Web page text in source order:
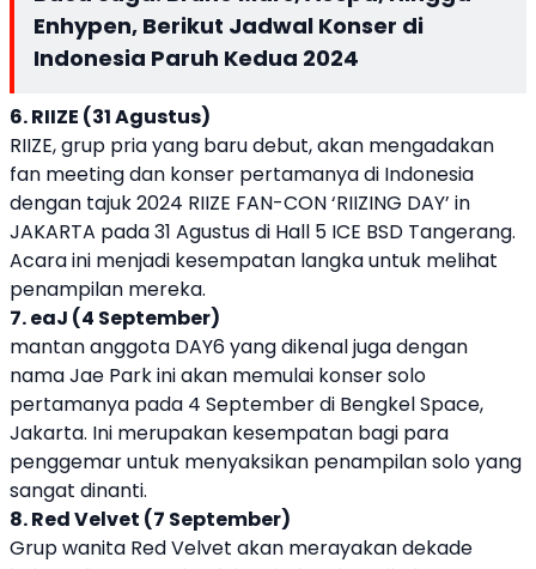
Enhypen, Berikut Jadwal Konser di
Indonesia Paruh Kedua 2024
6. RIIZE (31 Agustus)
RIIZE, grup pria yang baru debut, akan mengadakan
fan meeting dan konser pertamanya di Indonesia
dengan tajuk 2024 RIIZE FAN-CON ‘RIIZING DAY’ in
JAKARTA pada 31 Agustus di Hall 5 ICE BSD Tangerang.
Acara ini menjadi kesempatan langka untuk melihat
penampilan mereka.
7. eaJ (4 September)
mantan anggota DAY6 yang dikenal juga dengan
nama Jae Park ini akan memulai konser solo
pertamanya pada 4 September di Bengkel Space,
Jakarta. Ini merupakan kesempatan bagi para
penggemar untuk menyaksikan penampilan solo yang
sangat dinanti.
8. Red Velvet (7 September)
Grup wanita Red Velvet akan merayakan dekade